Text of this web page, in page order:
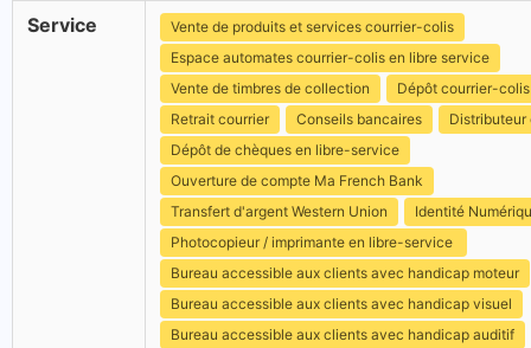
Service
Vente de produits et services courrier-colis
Espace automates courrier-colis en libre service
Vente de timbres de collection
Dépôt courrier-colis
Retrait courrier
Conseils bancaires
Distributeur
Dépôt de chèques en libre-service
Ouverture de compte Ma French Bank
Transfert d'argent Western Union
Identité
Photocopieur / imprimante en libre-service
Bureau accessible aux clients avec handicap moteur
Bureau accessible aux clients avec handicap visuel
Bureau accessible aux clients avec handicap auditif